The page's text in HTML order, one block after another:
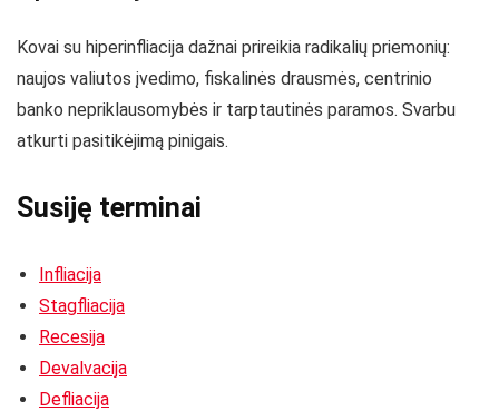
Kovai su hiperinfliacija dažnai prireikia radikalių priemonių:
naujos valiutos įvedimo, fiskalinės drausmės, centrinio
banko nepriklausomybės ir tarptautinės paramos. Svarbu
atkurti pasitikėjimą pinigais.
Susiję terminai
Infliacija
Stagfliacija
Recesija
Devalvacija
Defliacija